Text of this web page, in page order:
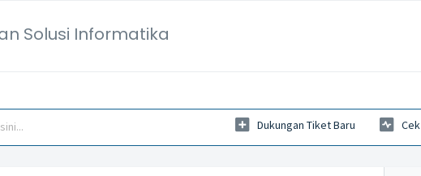
Solusi Informatika
Dukungan Tiket Baru